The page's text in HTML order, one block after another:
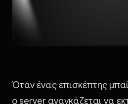
Όταν ένας επισκέπτης
ο server αναγκάζεται να